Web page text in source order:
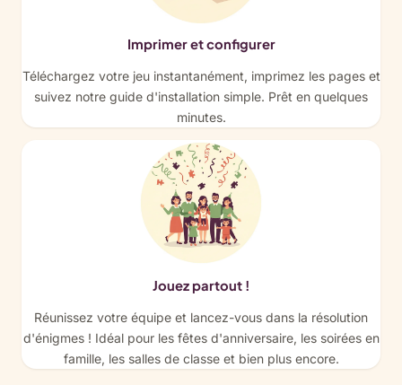
Imprimer et configurer
Téléchargez votre jeu instantanément, imprimez les pages et
suivez notre guide d'installation simple. Prêt en quelques
minutes.
Jouez partout !
Réunissez votre équipe et lancez-vous dans la résolution
d'énigmes ! Idéal pour les fêtes d'anniversaire, les soirées en
famille, les salles de classe et bien plus encore.